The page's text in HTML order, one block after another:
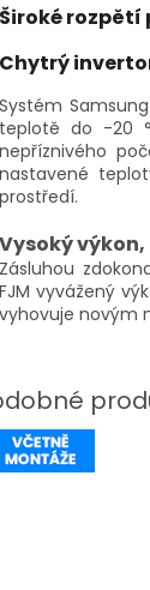
Široké
Chytrý
Systém
teplotě do -20
nepříznivého
nastavené
prostředí.
Vysoký
Zásluhou
FJM vyvážený
vyhovuje novým